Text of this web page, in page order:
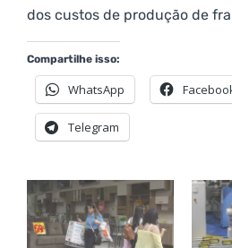
dos custos de produção de
Compartilhe isso:
WhatsApp
Telegram